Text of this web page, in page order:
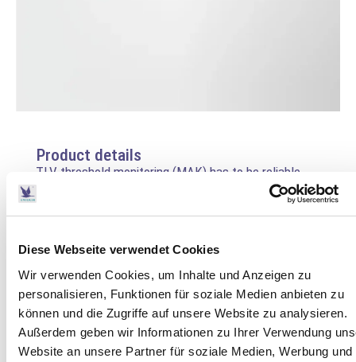
Diese Webseite verwendet Cookies
Wir verwenden Cookies, um Inhalte und Anzeigen zu
personalisieren, Funktionen für soziale Medien anbieten zu
können und die Zugriffe auf unsere Website zu analysieren.
Außerdem geben wir Informationen zu Ihrer Verwendung
Website an unsere Partner für soziale Medien, Werbung und
Product details
TLV threshold monitoring (MAK) has to be reliable.
Accordingly, an emergency shutdown has to be
initiated in case of an ozone leakage to protect
safety standards UVV ZH 1/474, S2, S8, DIN19627,
CEN/TR 14740, and DVGW has to be covered. For
personal protection, portable devices with battery
should be used.
Further info.